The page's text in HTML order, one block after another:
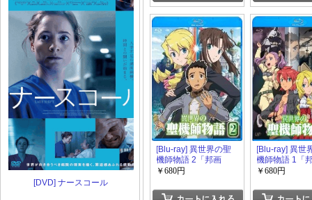
[DVD] ナースコール
[Blu-ray] 異世界の聖
機師物語 2「邦画
DVD アニメ」
￥680円
[Blu-ray] 異世
機師物語 1「
DVD アニメ」
￥680円